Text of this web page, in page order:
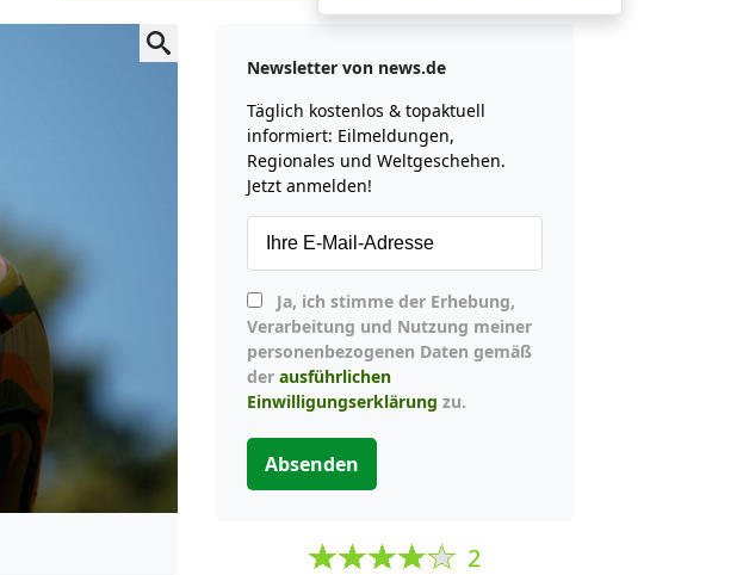
Newsletter von news.de
Täglich kostenlos & topaktuell
informiert: Eilmeldungen,
Regionales und Weltgeschehen.
Jetzt anmelden!
Verarbeitung und Nutzung meiner
personenbezogenen Daten gemäß
der ausführlichen
Einwilligungserklärung zu.
Absenden
2